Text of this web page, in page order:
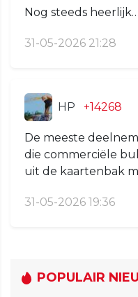
Nog steeds
31-05-2026 21:28
HP +14268
De meeste
die commerciële
uit de kaartenbak
31-05-2026 19:36
POPULAIR